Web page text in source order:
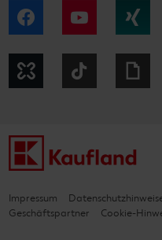
Facebook YouTube
Kununu
Impressum
Geschäftspartner
Cookie-